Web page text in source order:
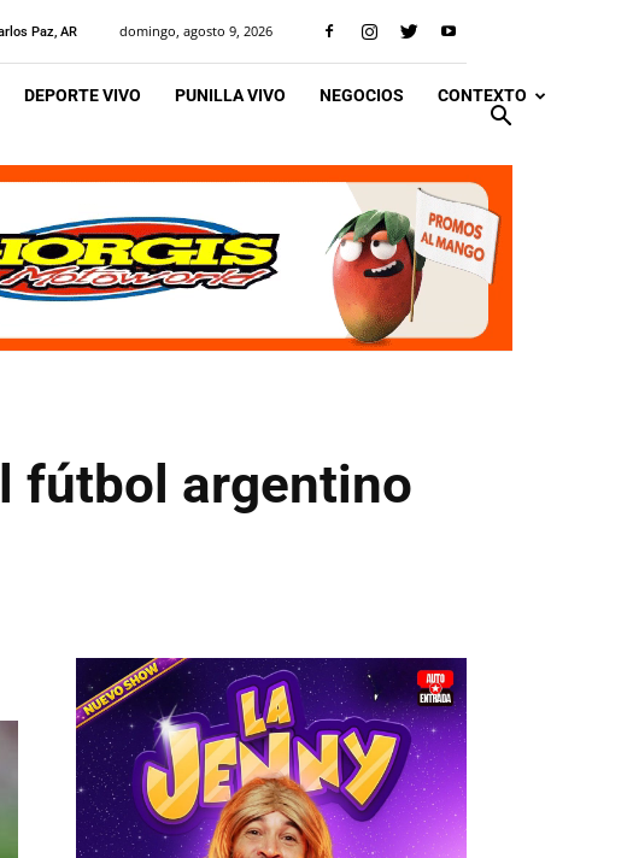
Paz, AR domingo, agosto 9, 2026
DEPORTE VIVO PUNILLA VIVO NEGOCIOS CONTEXTO
fútbol argentino